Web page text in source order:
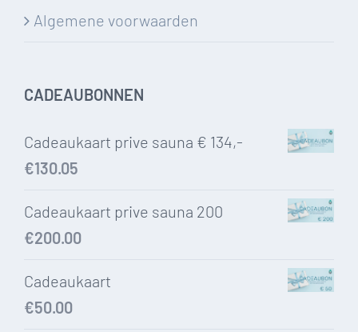
Algemene voorwaarden
CADEAUBONNEN
Cadeaukaart prive sauna € 134,-
€130.05
Cadeaukaart prive sauna 200
€200.00
Cadeaukaart
€50.00